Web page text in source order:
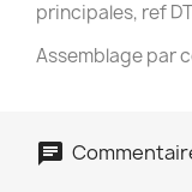
principales, ref
Assemblage par